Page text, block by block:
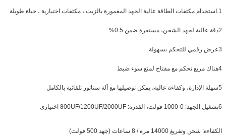
1.استخدام مكثفات الطاقة عالية الجهد المغمورة بالزيت ، مكثفات اختيارية ، حياة طويلة
2دقة عالية لجهد الشحن، مستقرة ضمن 0.5%
3عرض رقمي للتحكم بسهولة
4هناك مربع تحكم مع مفتاح لمنع سوء ضبط
5سهلة الإدارة، وكفاءة عالية، يمكن توصيلها مع آلة ستاتور تلقائية بالكامل
6تشغيل الجهد: 0-1000 فولت، القدرة: 800UF/1200UF/2000UF اختياري
الكفاءة: شحن وتفريغ 14000 مرة / 8 ساعات (جهد 500 فولت)